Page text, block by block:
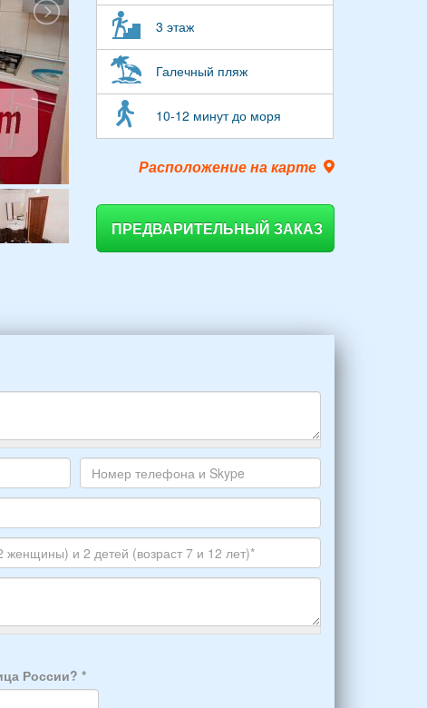
3 этаж
Галечный пляж
10-12 минут до моря
Расположение на карте
ПРЕДВАРИТЕЛЬНЫЙ ЗАКАЗ
Номер
и
Skype
России? *